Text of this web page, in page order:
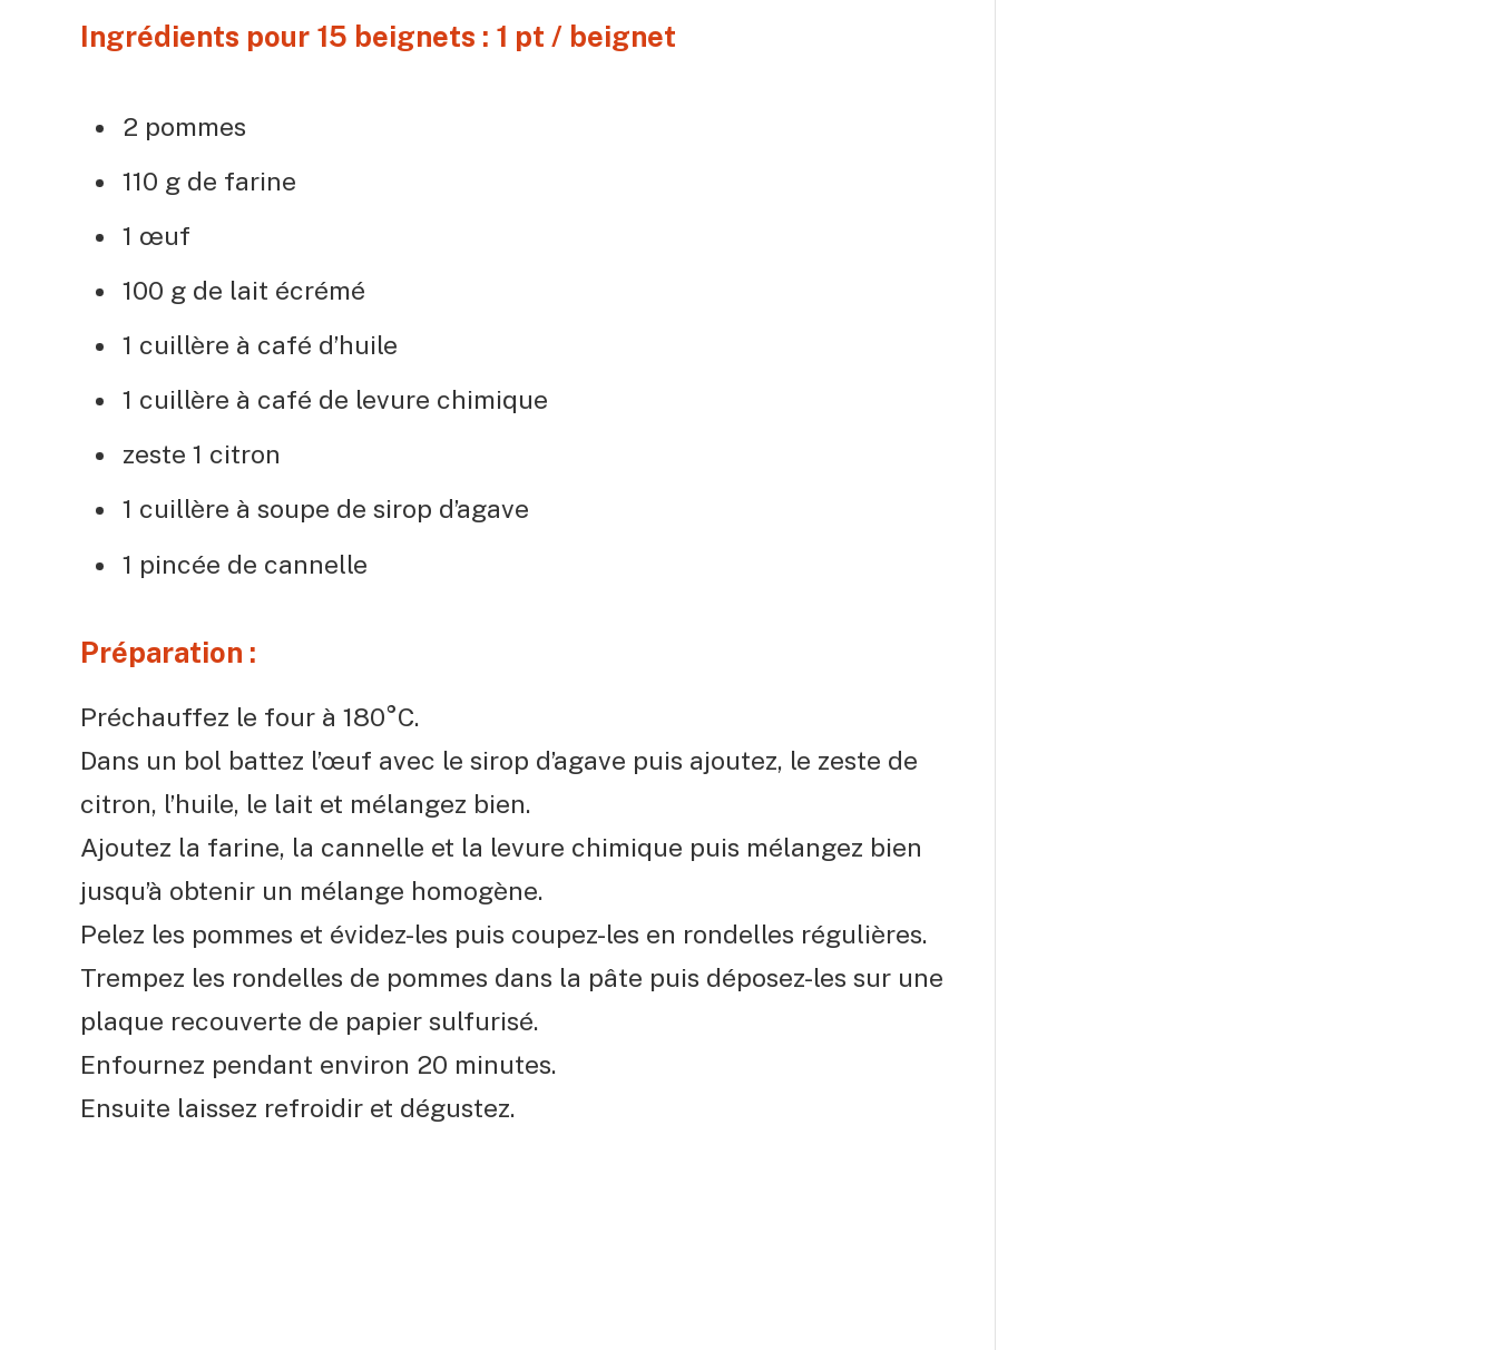
Ingrédients pour 15 beignets : 1 pt / beignet
2 pommes
110 g de farine
1 œuf
100 g de lait écrémé
1 cuillère à café d’huile
1 cuillère à café de levure chimique
zeste 1 citron
1 cuillère à soupe de sirop d’agave
1 pincée de cannelle
Préparation :
Préchauffez le four à 180°C.
Dans un bol battez l’œuf avec le sirop d’agave puis ajoutez, le zeste de
citron, l’huile, le lait et mélangez bien.
Ajoutez la farine, la cannelle et la levure chimique puis mélangez bien
jusqu’à obtenir un mélange homogène.
Pelez les pommes et évidez-les puis coupez-les en rondelles régulières.
Trempez les rondelles de pommes dans la pâte puis déposez-les sur une
plaque recouverte de papier sulfurisé.
Enfournez pendant environ 20 minutes.
Ensuite laissez refroidir et dégustez.